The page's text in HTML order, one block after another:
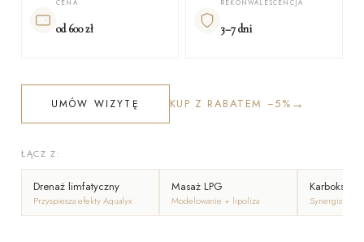
CENA
od 600 zł
REKONWALESCENCJA
3–7 dni
UMÓW WIZYTĘ KUP Z RABATEM −5% →
ŁĄCZ Z:
Drenaż limfatyczny
Przyspiesza efekty Aqualyx
Masaż LPG
Modelowanie + lipoliza